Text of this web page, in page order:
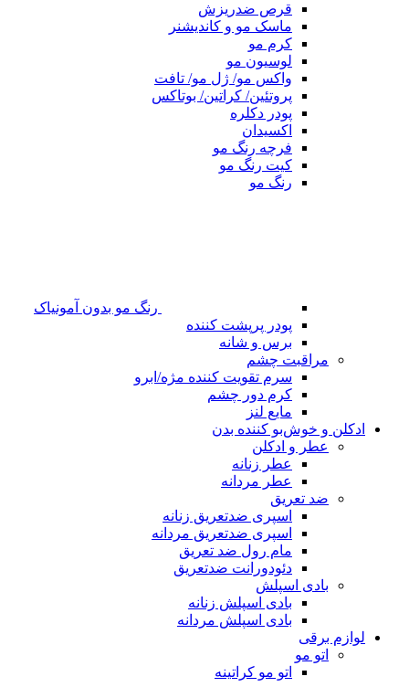
قرص ضدریزش
ماسک مو و کاندیشنر
کرم مو
لوسیون مو
واکس مو/ ژل مو/ تافت
پروتئین/ کراتین/ بوتاکس
پودر دکلره
اکسیدان
فرچه رنگ مو
کیت رنگ مو
رنگ مو
رنگ مو بدون آمونیاک
پودر پرپشت کننده
برس و شانه
مراقبت چشم
سرم تقویت کننده مژه/ابرو
کرم دور چشم
مایع لنز
ادکلن و خوش‌بو کننده بدن
عطر و ادکلن
عطر زنانه
عطر مردانه
ضد تعریق
اسپری ضدتعریق زنانه
اسپری ضدتعریق مردانه
مام رول ضد تعریق
دئودورانت ضدتعریق
بادی اسپلش
بادی اسپلش زنانه
بادی اسپلش مردانه
لوازم برقی
اتو مو
اتو مو کراتینه